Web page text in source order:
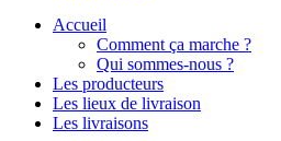
Accueil
Comment ça marche ?
Qui sommes-nous ?
Les producteurs
Les lieux de livraison
Les livraisons